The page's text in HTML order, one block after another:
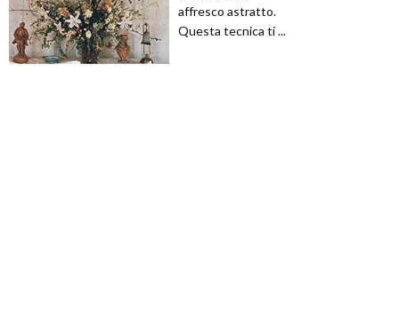
affresco astratto.
Questa tecnica ti ...